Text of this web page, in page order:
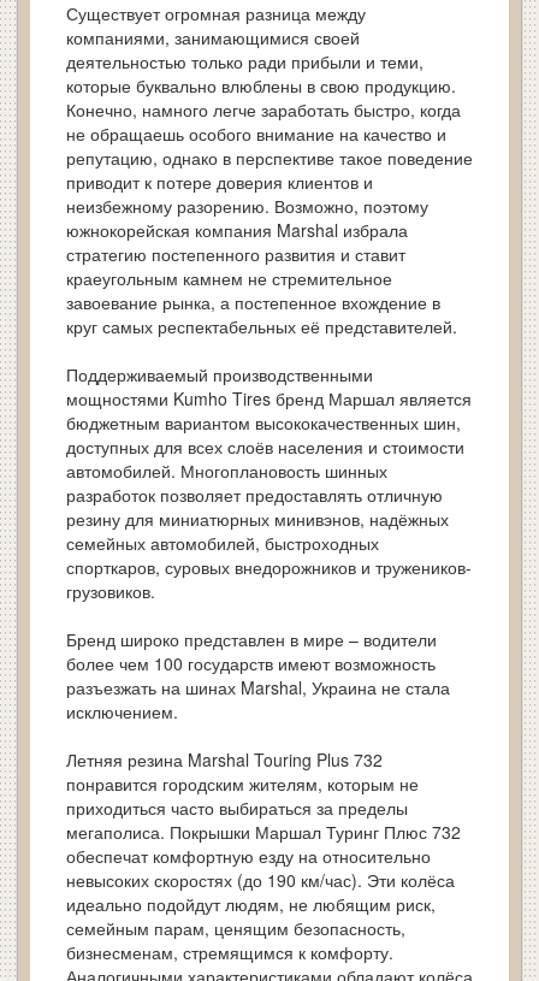
Существует огромная разница между
компаниями, занимающимися своей
деятельностью только ради прибыли и теми,
которые буквально влюблены в свою продукцию.
Конечно, намного легче заработать быстро, когда
не обращаешь особого внимание на качество и
репутацию, однако в перспективе такое поведение
приводит к потере доверия клиентов и
неизбежному разорению. Возможно, поэтому
южнокорейская компания Marshal избрала
стратегию постепенного развития и ставит
краеугольным камнем не стремительное
завоевание рынка, а постепенное вхождение в
круг самых респектабельных её представителей.
Поддерживаемый производственными
мощностями Kumho Tires бренд Маршал является
бюджетным вариантом высококачественных шин,
доступных для всех слоёв населения и стоимости
автомобилей. Многоплановость шинных
разработок позволяет предоставлять отличную
резину для миниатюрных минивэнов, надёжных
семейных автомобилей, быстроходных
спорткаров, суровых внедорожников и тружеников-
грузовиков.
Бренд широко представлен в мире – водители
более чем 100 государств имеют возможность
разъезжать на шинах Marshal, Украина не стала
исключением.
Летняя резина Marshal Touring Plus 732
понравится городским жителям, которым не
приходиться часто выбираться за пределы
мегаполиса. Покрышки Маршал Туринг Плюс 732
обеспечат комфортную езду на относительно
невысоких скоростях (до 190 км/час). Эти колёса
идеально подойдут людям, не любящим риск,
семейным парам, ценящим безопасность,
бизнесменам, стремящимся к комфорту.
Аналогичными характеристиками обладают колёса